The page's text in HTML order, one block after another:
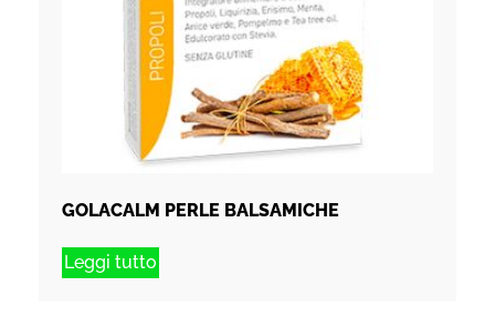
GOLACALM PERLE BALSAMICHE
Leggi tutto